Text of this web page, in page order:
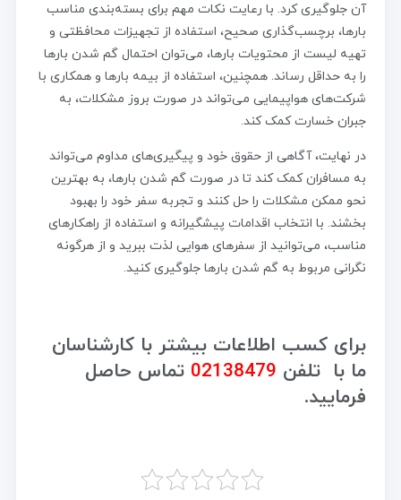
آن جلوگیری کرد. با رعایت نکات مهم برای بسته‌بندی مناسب
بارها، برچسب‌گذاری صحیح، استفاده از تجهیزات محافظتی و
تهیه لیست از محتویات بارها، می‌توان احتمال گم شدن بارها
را به حداقل رساند. همچنین، استفاده از بیمه بارها و همکاری با
شرکت‌های هواپیمایی می‌تواند در صورت بروز مشکلات، به
جبران خسارت کمک کند.
در نهایت، آگاهی از حقوق خود و پیگیری‌های مداوم می‌تواند
به مسافران کمک کند تا در صورت گم شدن بارها، به بهترین
نحو ممکن مشکلات را حل کنند و تجربه سفر خود را بهبود
بخشند. با انتخاب اقدامات پیشگیرانه و استفاده از راهکارهای
مناسب، می‌توانید از سفرهای هوایی لذت ببرید و از هرگونه
نگرانی مربوط به گم شدن بارها جلوگیری کنید.
برای کسب اطلاعات بیشتر با کارشناسان
ما با تلفن 02138479 تماس حاصل
فرمایید.